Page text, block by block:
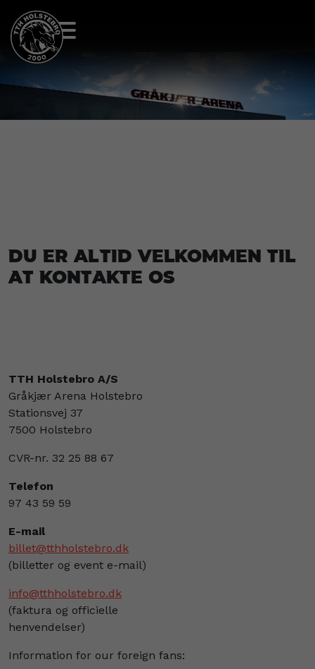
Du er altid velkommen til
at kontakte os
TTH Holstebro A/S
Gråkjær Arena Holstebro
Stationsvej 37
7500 Holstebro
CVR-nr. 32 25 88 67
Telefon
97 43 59 59
E-mail
billet@tthholstebro.dk
(billetter og event e-mail)
info@tthholstebro.dk
(faktura og officielle
henvendelser)
Information for our foreign fans: